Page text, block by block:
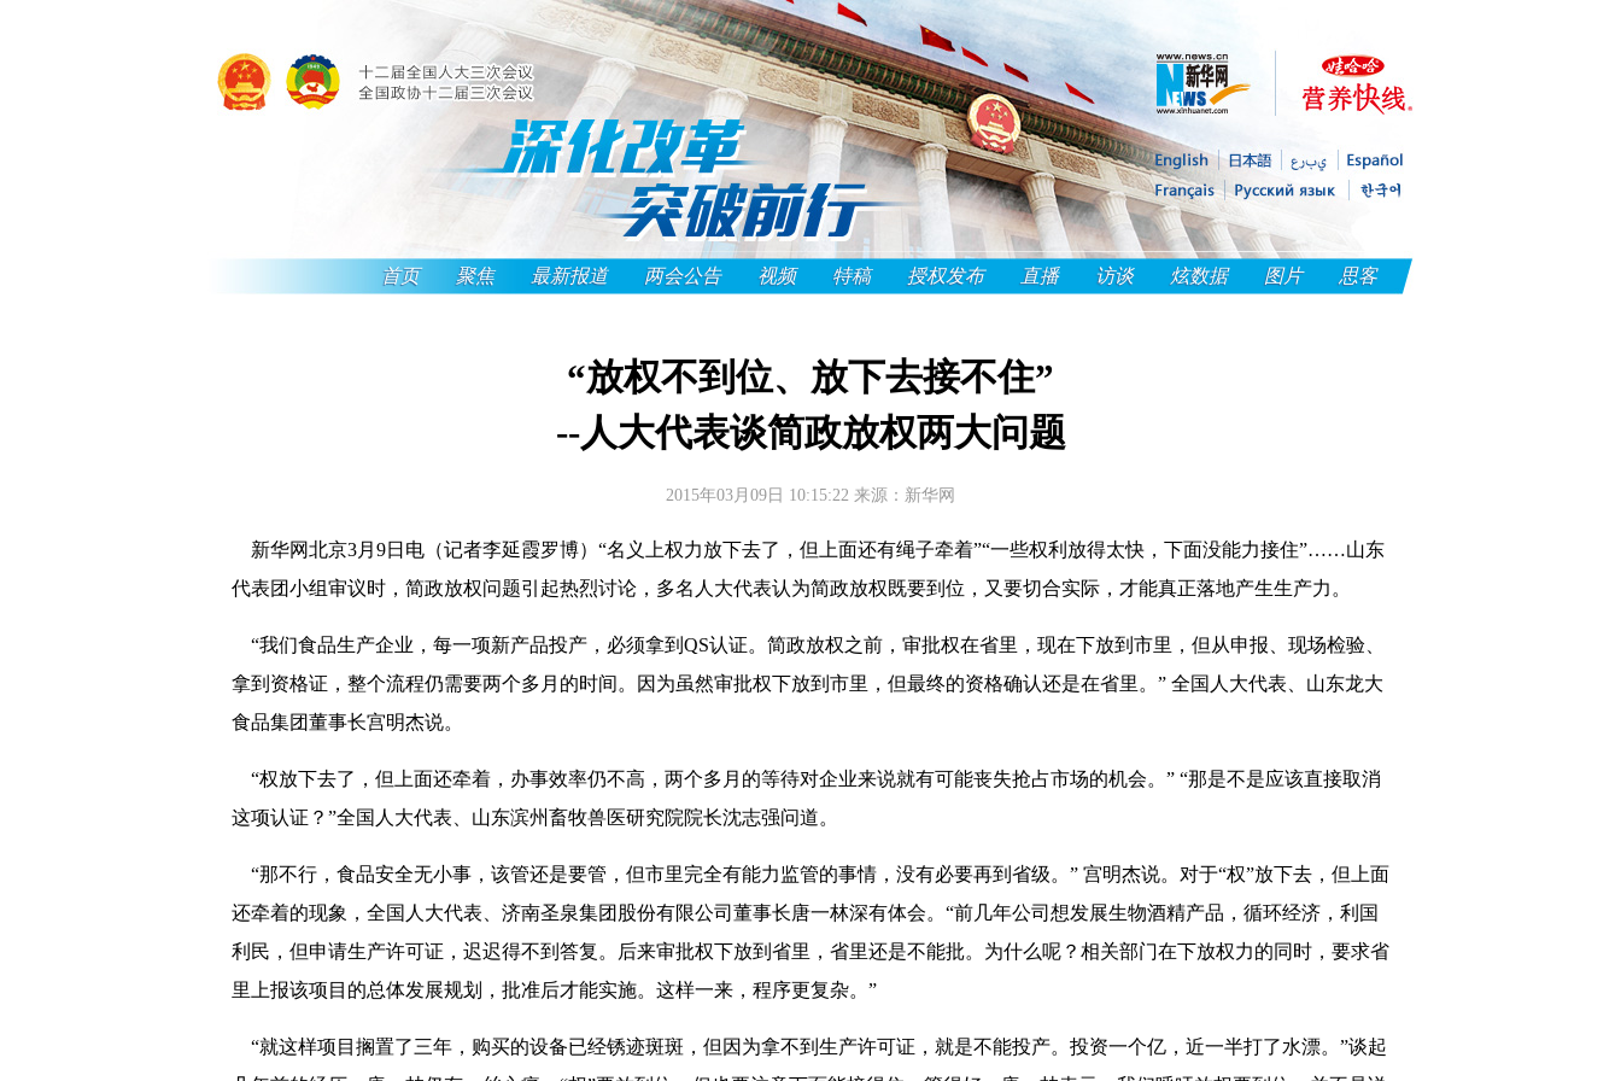
首页 聚焦 最新报道 两会公告 视频 特稿 授权发布 直播 访谈 炫数据 图片 思客
“放权不到位、放下去接不住”
--人大代表谈简政放权两大问题
2015年03月09日 10:15:22 来源：新华网
新华网北京3月9日电（记者李延霞罗博）“名义上权力放下去了，但上面还有绳子牵着”“一些权利放得太快，下面没能力接住”……山东
代表团小组审议时，简政放权问题引起热烈讨论，多名人大代表认为简政放权既要到位，又要切合实际，才能真正落地产生生产力。
“我们食品生产企业，每一项新产品投产，必须拿到QS认证。简政放权之前，审批权在省里，现在下放到市里，但从申报、现场检验、
拿到资格证，整个流程仍需要两个多月的时间。因为虽然审批权下放到市里，但最终的资格确认还是在省里。” 全国人大代表、山东龙大
食品集团董事长宫明杰说。
“权放下去了，但上面还牵着，办事效率仍不高，两个多月的等待对企业来说就有可能丧失抢占市场的机会。” “那是不是应该直接取消
这项认证？”全国人大代表、山东滨州畜牧兽医研究院院长沈志强问道。
“那不行，食品安全无小事，该管还是要管，但市里完全有能力监管的事情，没有必要再到省级。” 宫明杰说。对于“权”放下去，但上面
还牵着的现象，全国人大代表、济南圣泉集团股份有限公司董事长唐一林深有体会。“前几年公司想发展生物酒精产品，循环经济，利国
利民，但申请生产许可证，迟迟得不到答复。后来审批权下放到省里，省里还是不能批。为什么呢？相关部门在下放权力的同时，要求省
里上报该项目的总体发展规划，批准后才能实施。这样一来，程序更复杂。”
“就这样项目搁置了三年，购买的设备已经锈迹斑斑，但因为拿不到生产许可证，就是不能投产。投资一个亿，近一半打了水漂。”谈起